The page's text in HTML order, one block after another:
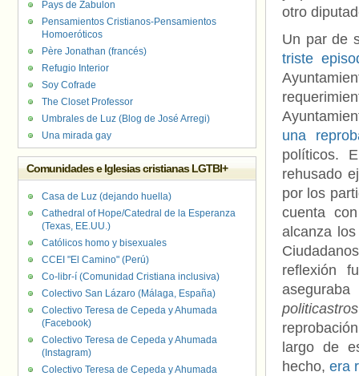
otro
Un par de
triste
una
políticos.
rehusado
por los
cuenta
alcanza
reflexión
largo de
hecho, era
Pays de Zabulon
Pensamientos Cristianos-Pensamientos
Homoeróticos
Père Jonathan (francés)
Refugio Interior
Soy Cofrade
The Closet Professor
Umbrales de Luz (Blog de José Arregi)
Una mirada gay
Comunidades e Iglesias cristianas LGTBI+
Casa de Luz (dejando huella)
Cathedral of Hope/Catedral de la Esperanza
(Texas, EE.UU.)
Católicos homo y bisexuales
CCEI "El Camino" (Perú)
Co-libr-í (Comunidad Cristiana inclusiva)
Colectivo San Lázaro (Málaga, España)
Colectivo Teresa de Cepeda y Ahumada
(Facebook)
Colectivo Teresa de Cepeda y Ahumada
(Instagram)
Colectivo Teresa de Cepeda y Ahumada